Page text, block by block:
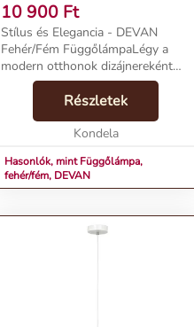
10 900 Ft
Stílus és Elegancia - DEVAN
Fehér/Fém FüggőlámpaLégy a
modern otthonok dizájnereként
ismert a DEVAN Fehér/Fém
Függőlámpával, melyet most
rendelhetsz meg kedvező áron a
Részletek
Kondela
Hasonlók, mint Függőlámpa,
fehér/fém, DEVAN